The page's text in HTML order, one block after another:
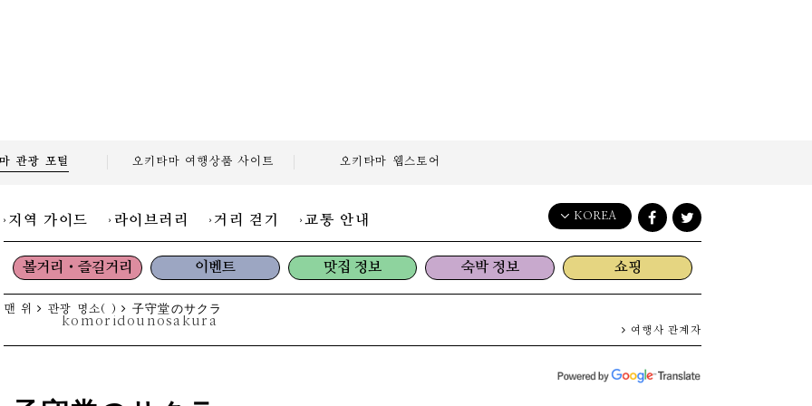
관광 포털 오키타마 여행상품 사이트 오키타마 웹스토어
지역 가이드 라이브러리 거리 걷기 교통 안내 KOREA
English
日本語
한국어
볼거리・즐길거리 이벤트 맛집 정보 숙박 정보 쇼핑
맨 위 관광 명소( ) 子守堂のサクラ
komoridounosakura
여행사 관계자